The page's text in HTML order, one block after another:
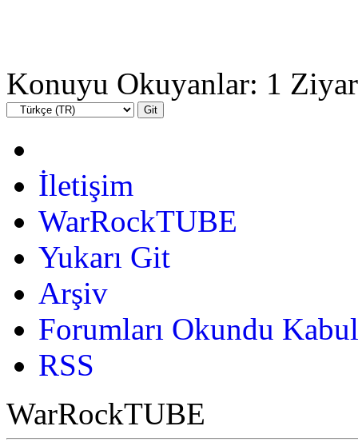
Konuyu Okuyanlar: 1
İletişim
WarRockTUBE
Yukarı Git
Arşiv
Forumları Okundu
RSS
WarRockTUBE